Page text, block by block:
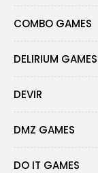
COMBO GAMES
DELIRIUM GAMES
DEVIR
DMZ GAMES
DO IT GAMES